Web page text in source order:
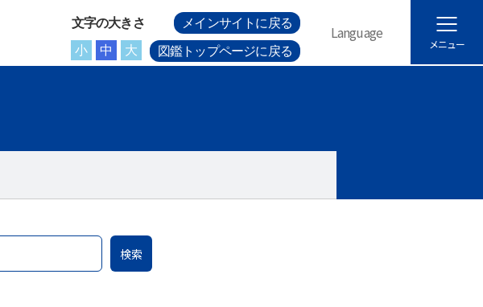
文字の大きさ
小
中 大
メインサイトに戻る
図鑑トップページに戻る
Language
メニュー
検索